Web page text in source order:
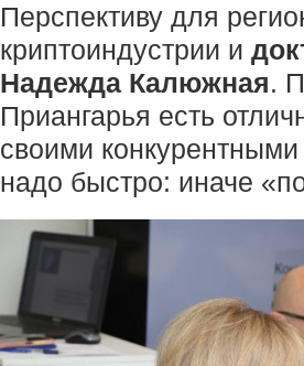
Перспективу для
криптоиндустрии и
Надежда Калюжная.
Приангарья есть
своими
надо быстро: иначе